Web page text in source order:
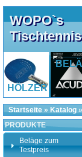
WOPO`s
HÖLZER
Startseite » Katalog »
PRODUKTE
Beläge zum
Testpreis